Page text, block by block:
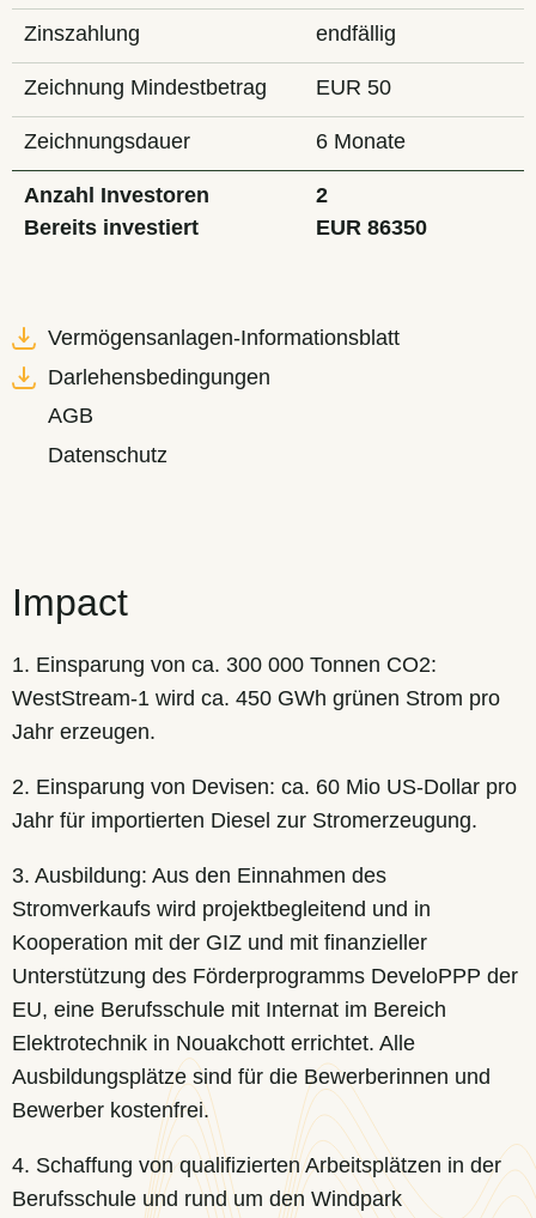
Zinszahlung endfällig
Zeichnung Mindestbetrag EUR 50
Zeichnungsdauer 6 Monate
Anzahl Investoren
Bereits investiert
2
EUR 86350
Vermögensanlagen-Informationsblatt
Darlehensbedingungen
AGB
Datenschutz
Impact
1. Einsparung von ca. 300 000 Tonnen CO2:
WestStream-1 wird ca. 450 GWh grünen Strom pro
Jahr erzeugen.
2. Einsparung von Devisen: ca. 60 Mio US-Dollar pro
Jahr für importierten Diesel zur Stromerzeugung.
3. Ausbildung: Aus den Einnahmen des
Stromverkaufs wird projektbegleitend und in
Kooperation mit der GIZ und mit finanzieller
Unterstützung des Förderprogramms DeveloPPP der
EU, eine Berufsschule mit Internat im Bereich
Elektrotechnik in Nouakchott errichtet. Alle
Ausbildungsplätze sind für die Bewerberinnen und
Bewerber kostenfrei.
4. Schaffung von qualifizierten Arbeitsplätzen in der
Berufsschule und rund um den Windpark